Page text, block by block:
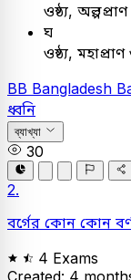
ওষ্ঠ্য,
ঘ
ওষ্ঠ্য,
BB Bangladesh
ধ্বনি
ব্যাখ্যা
30
2.
বর্গের কোন কোন বর্ণ
4 Exams